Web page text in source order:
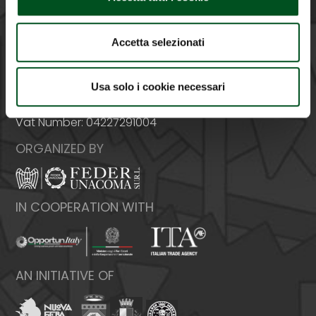
Accetta selezionati
Usa solo i cookie necessari
Italy - 00159 Roma - Via Venafro, 5
info@federunacoma.it
Web:www.federunacoma.it
Vat Number: 04227291004
ORGANIZED BY
IN COOPERATION WITH
AN INITIATIVE OF